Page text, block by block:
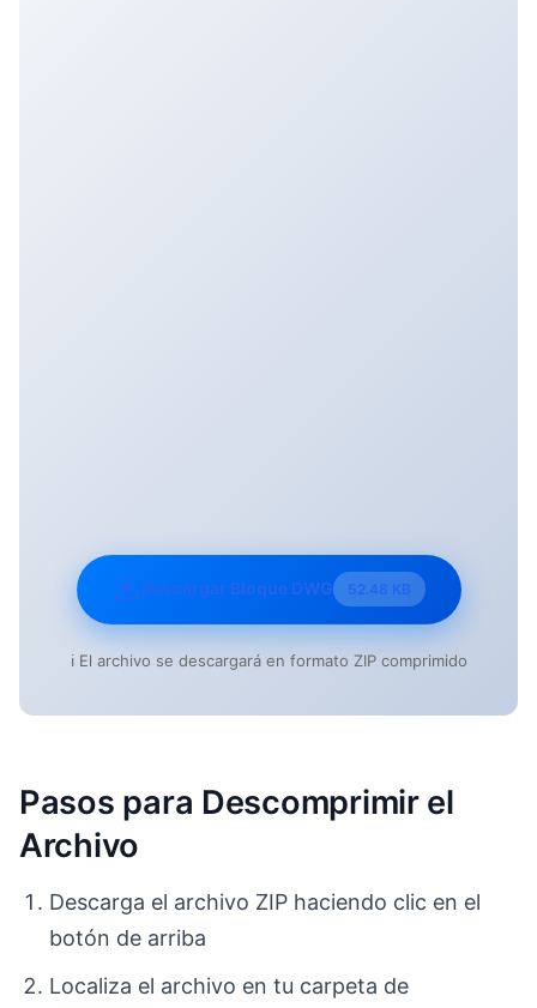
Descargar Bloque DWG 52.48 KB
ℹ️ El archivo se descargará en formato ZIP comprimido
Pasos para Descomprimir el
Archivo
Descarga el archivo ZIP haciendo clic en el
botón de arriba
Localiza el archivo en tu carpeta de